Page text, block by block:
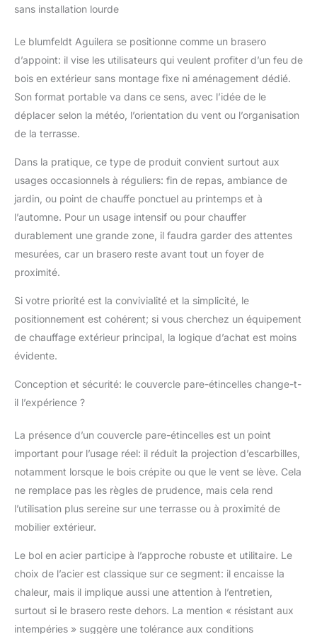
bois de chauffage pour
se réchauffer
confortablement et
alimenter le feu lorsque
BRASERO FACILE À
conçu pour être
déplacer facilement
dans votre jardin ou
même de l'emmener en
vacance. Équipé pour
toutes les occasions,
ce gril de jardin bbq
jardin. CONCEPTION
LÉGÈRE ET LUXUEUSE
camping et jardin est
qualité, qui peut
extérieures. Équipé
d'un support robuste, il
se renverser. ULTRA
SOLIDE ET RÉSISTANT
AUX INTEMPÉRIES : La
légere du brazeros
exterieur empêche les
fissures et les risques
d'endommagements
pour assurer une
durabilité à long terme
sans installation lourde
Le blumfeldt Aguilera se positionne comme un brasero
d’appoint: il vise les utilisateurs qui veulent profiter d’un feu de
bois en extérieur sans montage fixe ni aménagement dédié.
Son format portable va dans ce sens, avec l’idée de le
déplacer selon la météo, l’orientation du vent ou l’organisation
de la terrasse.
Dans la pratique, ce type de produit convient surtout aux
usages occasionnels à réguliers: fin de repas, ambiance de
jardin, ou point de chauffe ponctuel au printemps et à
l’automne. Pour un usage intensif ou pour chauffer
durablement une grande zone, il faudra garder des attentes
mesurées, car un brasero reste avant tout un foyer de
proximité.
Si votre priorité est la convivialité et la simplicité, le
positionnement est cohérent; si vous cherchez un équipement
de chauffage extérieur principal, la logique d’achat est moins
évidente.
Conception et sécurité: le couvercle pare-étincelles change-t-
il l’expérience ?
La présence d’un couvercle pare-étincelles est un point
important pour l’usage réel: il réduit la projection d’escarbilles,
notamment lorsque le bois crépite ou que le vent se lève. Cela
ne remplace pas les règles de prudence, mais cela rend
l’utilisation plus sereine sur une terrasse ou à proximité de
mobilier extérieur.
Le bol en acier participe à l’approche robuste et utilitaire. Le
choix de l’acier est classique sur ce segment: il encaisse la
chaleur, mais il implique aussi une attention à l’entretien,
surtout si le brasero reste dehors. La mention « résistant aux
intempéries » suggère une tolérance aux conditions